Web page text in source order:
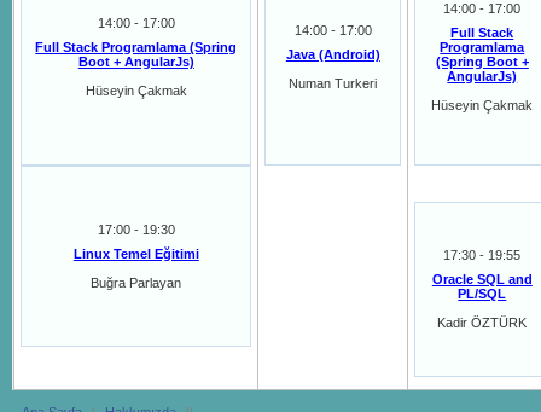
14:00 - 17:00
Full Stack Programlama (Spring
Boot + AngularJs)
Hüseyin Çakmak
17:00 - 19:30
Linux Temel Eğitimi
Buğra Parlayan
14:00 - 17:00
Java (Android)
Numan Turkeri
14:00 - 17:00
Full Stack
Programlama
(Spring Boot +
AngularJs)
Hüseyin Çakmak
17:30 - 19:55
Oracle SQL and
PL/SQL
Kadir ÖZTÜRK